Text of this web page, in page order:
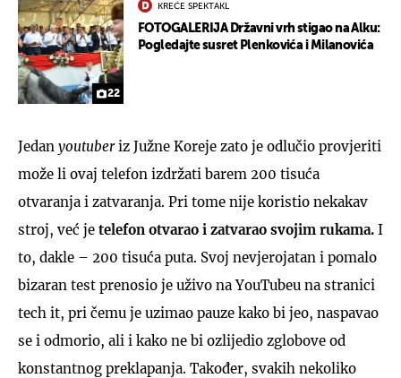
22
KREĆE SPEKTAKL
FOTOGALERIJA Državni vrh stigao na Alku:
Pogledajte susret Plenkovića i Milanovića
Jedan youtuberiz Južne Koreje zato je odlučio provjeriti
može li ovaj telefon izdržati barem 200 tisuća
otvaranja i zatvaranja. Pri tome nije koristio nekakav
stroj, već je telefon otvarao i zatvarao svojim rukama. I
to, dakle – 200 tisuća puta. Svoj nevjerojatan i pomalo
bizaran test prenosio je uživo na YouTubeu na stranici
tech it, pri čemu je uzimao pauze kako bi jeo, naspavao
se i odmorio, ali i kako ne bi ozlijedio zglobove od
konstantnog preklapanja. Također, svakih nekoliko